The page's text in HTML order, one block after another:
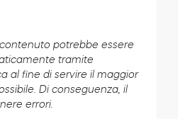
potrebbe essere
tramite
al fine di servire il maggior
Di conseguenza, il
errori.